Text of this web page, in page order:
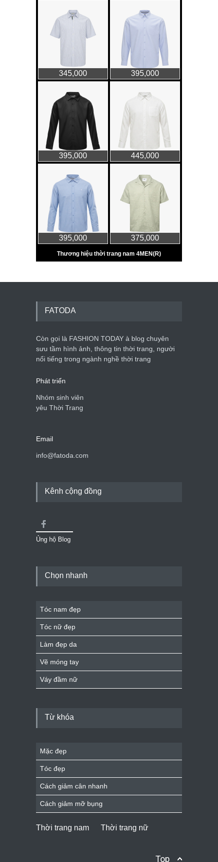
GAP Hoodie biểu tượng
sáng tạo mới của giới trẻ
21/10/2025
FATODA
Còn gọi là FASHION TODAY à blog chuyên
sưu tầm hình ảnh, thông tin thời trang, người
nổi tiếng trong ngành nghề thời trang
Phát triển
Nhóm sinh viên
yêu Thời Trang
Email
info@fatoda.com
Kênh cộng đồng
Ủng hộ Blog
Chọn nhanh
Tóc nam đẹp
Tóc nữ đẹp
Làm đẹp da
Vẽ móng tay
Váy đầm nữ
Từ khóa
Mặc đẹp
Tóc đẹp
Cách giảm cân nhanh
Cách giảm mỡ bụng
Thời trang nam Thời trang nữ
Top